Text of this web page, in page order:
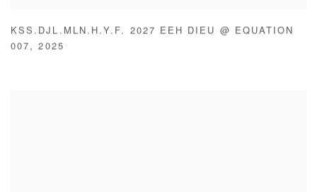
KSS.DJL.MLN.H.Y.F. 2027 EEH DIEU @ EQUATION
007 ,2025